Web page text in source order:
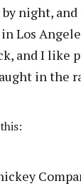
night,
Los
and I like
in the